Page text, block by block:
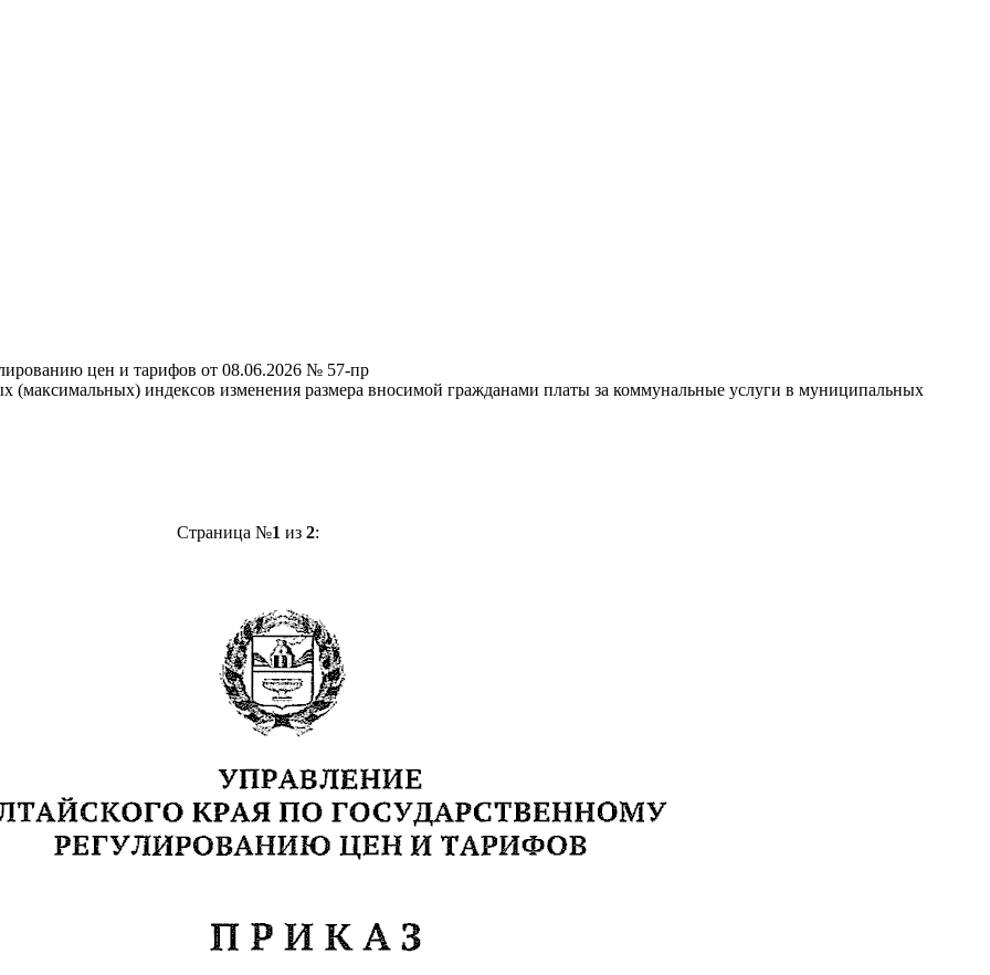
цен и тарифов от 08.06.2026 № 57-пр
(максимальных) индексов изменения размера вносимой гражданами платы за коммунальные услуги в муниципальных
Страница №1 из 2: